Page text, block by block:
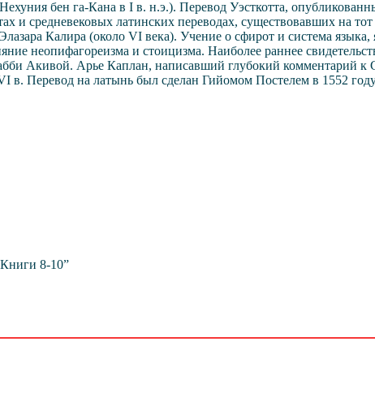
бен га-Кана в I в. н.э.). Перевод Уэсткотта,
и средневековых латинских переводах, существовавших на
Калира (около VI века). Учение о сфирот и система
неопифагореизма и стоицизма. Наиболее раннее
Акивой. Арье Каплан, написавший глубокий комментарий
в. Перевод на латынь был сделан Гийомом Постелем в 1552
8-10”